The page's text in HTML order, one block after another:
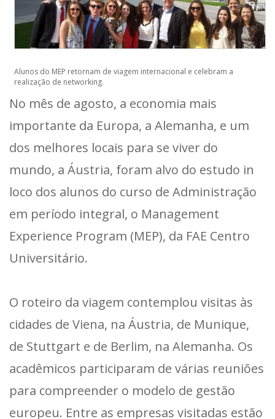
Alunos do MEP retornam de viagem internacional e celebram a
realização de networking.
No mês de agosto, a economia mais
importante da Europa, a Alemanha, e um
dos melhores locais para se viver do
mundo, a Áustria, foram alvo do estudo in
loco dos alunos do curso de Administração
em período integral, o Management
Experience Program (MEP), da FAE Centro
Universitário.
O roteiro da viagem contemplou visitas às
cidades de Viena, na Áustria, de Munique,
de Stuttgart e de Berlim, na Alemanha. Os
acadêmicos participaram de várias reuniões
para compreender o modelo de gestão
europeu. Entre as empresas visitadas estão